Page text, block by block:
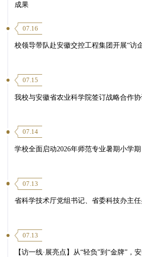
成果
07.16
校领导带队赴安徽交控工程集团开展“访
07.15
我校与安徽省农业科学院签订战略合作协
07.14
学校全面启动2026年师范专业暑期小学期
07.13
省科学技术厅党组书记、省委科技办主
07.13
【访一线·展亮点】从“轻负”到“金牌”，